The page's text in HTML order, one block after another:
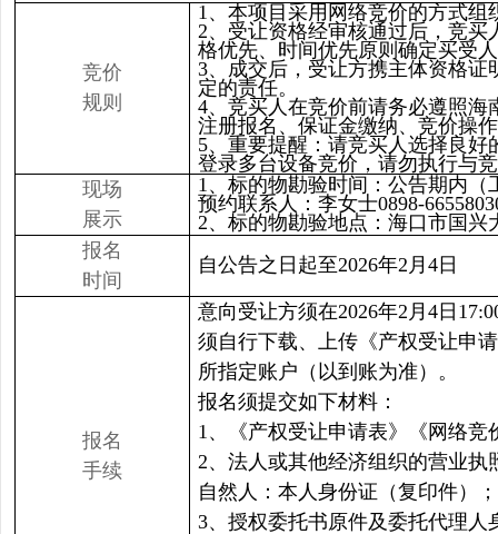
竞价
规则
1、本项目采用网络竞价的方式
2、受让资格经审核通过后，竞
格优先、时间优先原则确定买受
3、成交后，受让方携主体资格
定的责任。
4、竞买人在竞价前请务必遵照
注册报名、保证金缴纳、竞价操
5、重要提醒：请竞买人选择良
登录多台设备竞价，请勿执行与
现场
展示
1、标的物勘验时间：公告期内（
预约联系人：李女士0898-
2、标的物勘验地点：海口市国兴
报名
时间
自公告之日起至2026年2月4日
报名
手续
意向受让方须在2026年2月4日
须自行下载、上传《产权受让申
所指定账户（以到账为准）。
报名须提交如下材料：
1、《产权受让申请表》《网络竞
2、法人或其他经济组织的营业
自然人：本人身份证（复印件）；
3、授权委托书原件及委托代理人